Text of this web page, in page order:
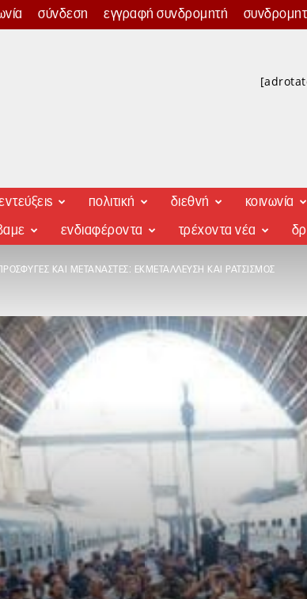
σύνδεση εγγραφή συνδρομητή
πολιτική διεθνή κοινωνία
ενδιαφέροντα τρέχοντα νέα
ΚΑΙ ΜΕΤΑΝΆΣΤΕΣ: ΕΚΜΕΤΆΛΛΕΥΣΗ ΚΑΙ ΡΑΤΣΙΣΜΌΣ